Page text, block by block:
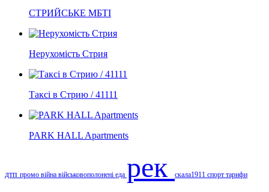
СТРИЙСЬКЕ МБТІ
Нерухомість Стрия
Таксі в Стрию / 41111
PARK HALL Apartments
дтп промо війна військовополонені еда рек скала1911 спорт тарифи